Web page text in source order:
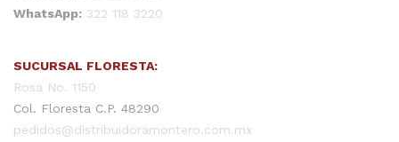
WhatsApp: 322 118 3220
SUCURSAL FLORESTA:
Rosa No. 1150
Col. Floresta C.P. 48290
pedidos@distribuidoramontero.com.mx